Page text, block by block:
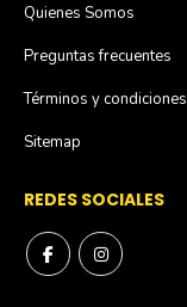
Quienes Somos
Preguntas frecuentes
Términos y condiciones
Sitemap
REDES SOCIALES